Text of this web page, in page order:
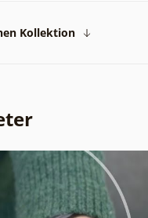
Kollektion